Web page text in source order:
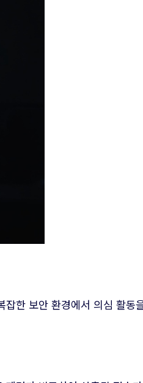
한 보안 환경에서 의심 활동